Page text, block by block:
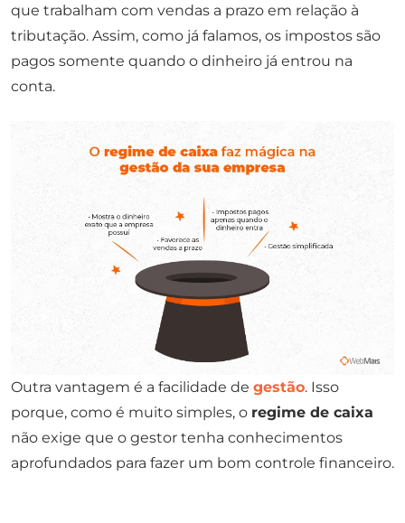
que trabalham com vendas a prazo em relação à
tributação. Assim, como já falamos, os impostos são
pagos somente quando o dinheiro já entrou na
conta.
Outra vantagem é a facilidade de gestão. Isso
porque, como é muito simples, o regime de caixa
não exige que o gestor tenha conhecimentos
aprofundados para fazer um bom controle financeiro.